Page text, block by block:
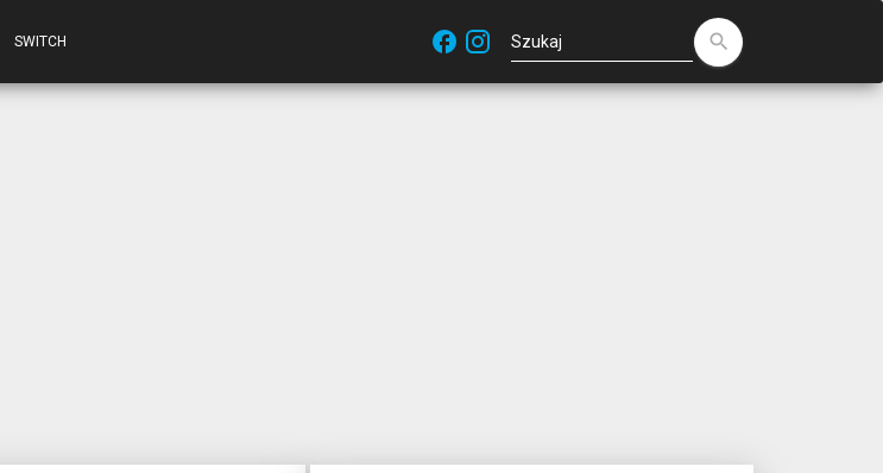
SWITCH facebook search